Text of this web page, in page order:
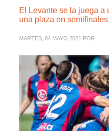
El Levante se la juega a
una plaza en
MARTES, 04 MAYO 2021 POR